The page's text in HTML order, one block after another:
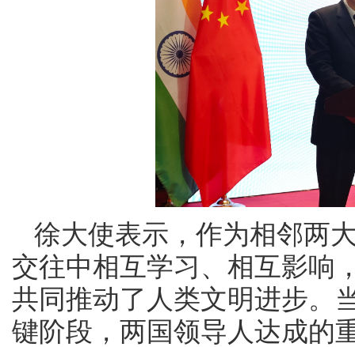
徐大使表示，作为相邻两
交往中相互学习、相互影响
共同推动了人类文明进步。
键阶段，两国领导人达成的